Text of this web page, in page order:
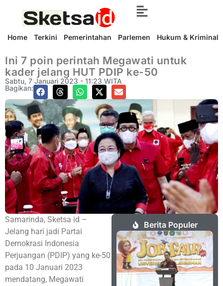
Home Terkini Pemerintahan Parlemen Hukum & Kriminal
Ini 7 poin perintah Megawati untuk
kader jelang HUT PDIP ke-50
Sabtu, 7 Januari 2023 - 11:23 WITA
Bagikan:
Samarinda, Sketsa id –
Jelang hari jadi Partai
Demokrasi Indonesia
Perjuangan (PDIP) yang ke-50
pada 10 Januari 2023
mendatang, Megawati
Berita Populer